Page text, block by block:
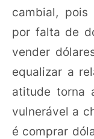
cambial, pois
por falta de
vender
equalizar a
atitude torna
vulnerável a
é comprar